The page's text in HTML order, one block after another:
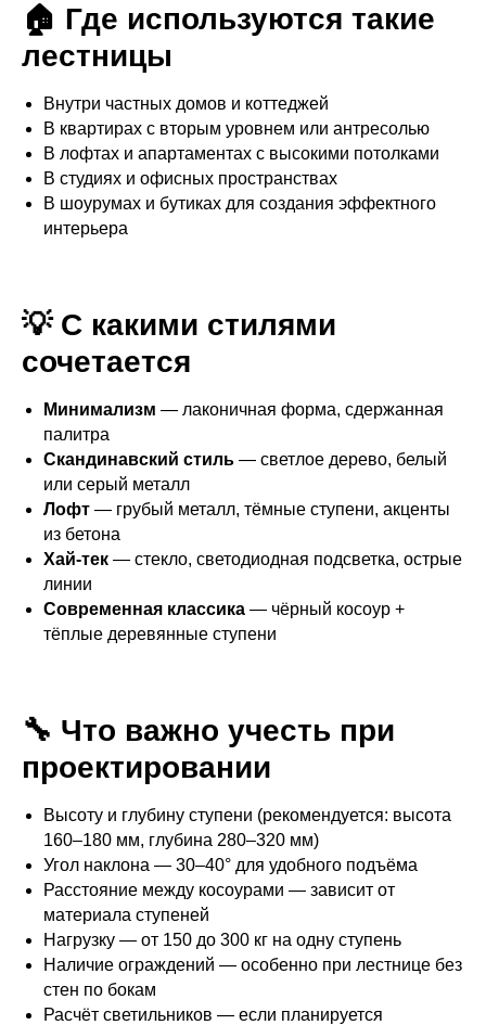
🏠 Где используются такие
лестницы
Внутри частных домов и коттеджей
В квартирах с вторым уровнем или антресолью
В лофтах и апартаментах с высокими потолками
В студиях и офисных пространствах
В шоурумах и бутиках для создания эффектного
интерьера
💡 С какими стилями
сочетается
Минимализм — лаконичная форма, сдержанная
палитра
Скандинавский стиль — светлое дерево, белый
или серый металл
Лофт — грубый металл, тёмные ступени, акценты
из бетона
Хай-тек — стекло, светодиодная подсветка, острые
линии
Современная классика — чёрный косоур +
тёплые деревянные ступени
🔧 Что важно учесть при
проектировании
Высоту и глубину ступени (рекомендуется: высота
160–180 мм, глубина 280–320 мм)
Угол наклона — 30–40° для удобного подъёма
Расстояние между косоурами — зависит от
материала ступеней
Нагрузку — от 150 до 300 кг на одну ступень
Наличие ограждений — особенно при лестнице без
стен по бокам
Расчёт светильников — если планируется